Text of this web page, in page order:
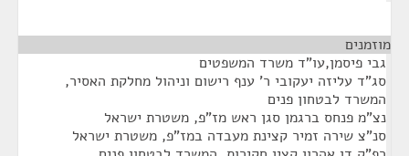
מוזמנים
גבי פיסמן,עו"ד משרד המשפטים
סג"ד עליזה יעקובי ר' ענף רישום וניהול מחלקת האסיר,
המשרד לבטחון פנים
נצ"מ פנחס ברגמן סגן ראש מז"פ, משטרת ישראל
סנ"צ שירה זמיר קצינת מעבדה במז"פ, משטרת ישראל